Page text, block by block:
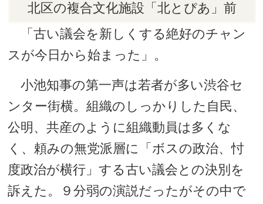
北区の複合文化施設「北とぴあ」前
「古い議会を新しくする絶好のチャン
スが今日から始まった」。
小池知事の第一声は若者が多い渋谷セ
ンター街横。組織のしっかりした自民、
公明、共産のように組織動員は多くな
く、頼みの無党派層に「ボスの政治、忖
度政治が横行」する古い議会との決別を
訴えた。９分弱の演説だったがその中で